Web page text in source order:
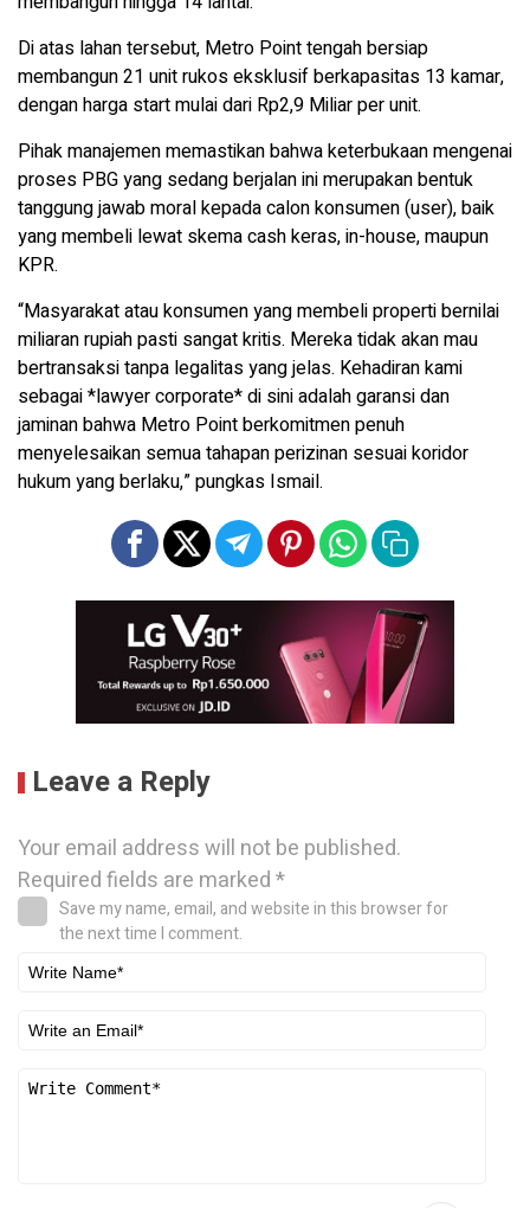
Di atas lahan tersebut, Metro Point tengah bersiap
membangun 21 unit rukos eksklusif berkapasitas 13 kamar,
dengan harga start mulai dari Rp2,9 Miliar per unit.
Pihak manajemen memastikan bahwa keterbukaan mengenai
proses PBG yang sedang berjalan ini merupakan bentuk
tanggung jawab moral kepada calon konsumen (user), baik
yang membeli lewat skema cash keras, in-house, maupun
KPR.
“Masyarakat atau konsumen yang membeli properti bernilai
miliaran rupiah pasti sangat kritis. Mereka tidak akan mau
bertransaksi tanpa legalitas yang jelas. Kehadiran kami
sebagai *lawyer corporate* di sini adalah garansi dan
jaminan bahwa Metro Point berkomitmen penuh
menyelesaikan semua tahapan perizinan sesuai koridor
hukum yang berlaku,” pungkas Ismail.
Leave a Reply
Your email address will not be published.
Required fields are marked*
Save my name, email, and website in this browser for
the next time I comment.